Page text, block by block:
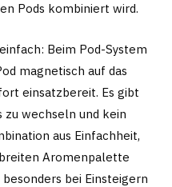
Pods kombiniert wird.
Beim Pod-System
magnetisch auf das
einsatzbereit. Es gibt
zu wechseln und kein
aus Einfachheit,
Aromenpalette
bei Einsteigern